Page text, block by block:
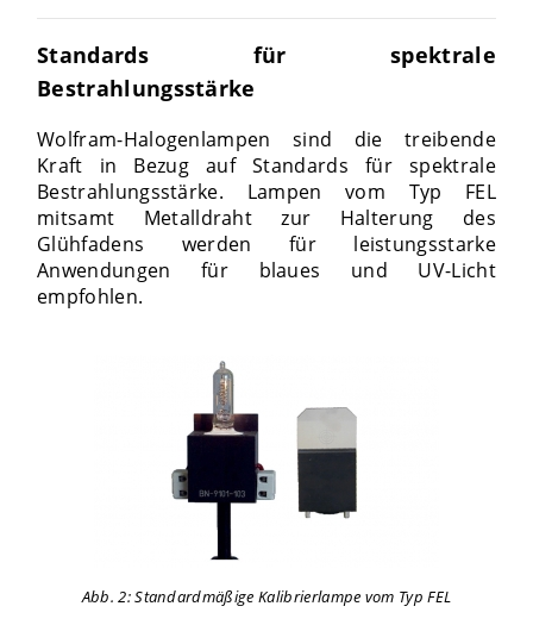
Standards für spektrale
Bestrahlungsstärke
Wolfram-Halogenlampen sind die treibende
Kraft in Bezug auf Standards für spektrale
Bestrahlungsstärke. Lampen vom Typ FEL
mitsamt Metalldraht zur Halterung des
Glühfadens werden für leistungsstarke
Anwendungen für blaues und UV-Licht
empfohlen.
Abb. 2: Standardmäßige Kalibrierlampe vom Typ FEL